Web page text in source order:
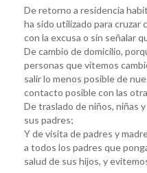
De retorno a residencia
ha sido utilizado para cruzar
con la excusa o sin señalar
De cambio de domicilio,
personas que vitemos
salir lo menos posible de
contacto posible con las
De traslado de niños, niñas
sus padres;
Y de visita de padres y
a todos los padres que
salud de sus hijos, y